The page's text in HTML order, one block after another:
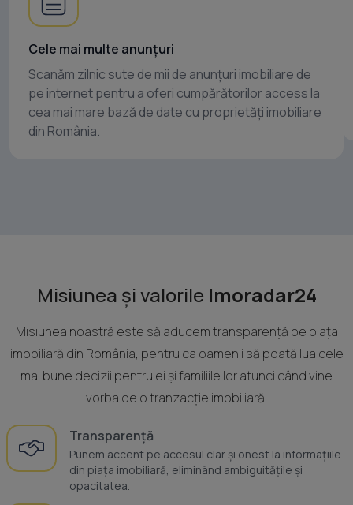
Cele mai multe anunțuri
Scanăm zilnic sute de mii de anunțuri imobiliare de
pe internet pentru a oferi cumpărătorilor access la
cea mai mare bază de date cu proprietăți imobiliare
din România.
Misiunea și valorile Imoradar24
Misiunea noastră este să aducem transparență pe piața
imobiliară din România, pentru ca oamenii să poată lua cele
mai bune decizii pentru ei și familiile lor atunci când vine
vorba de o tranzacție imobiliară.
Transparență
Punem accent pe accesul clar și onest la informațiile
din piața imobiliară, eliminând ambiguitățile și
opacitatea.